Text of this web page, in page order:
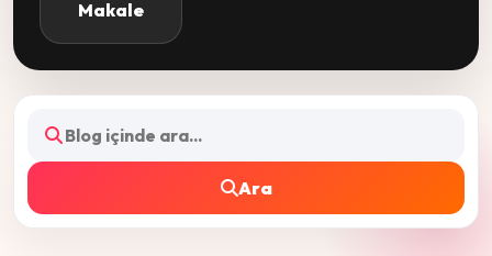
Makale
Ara